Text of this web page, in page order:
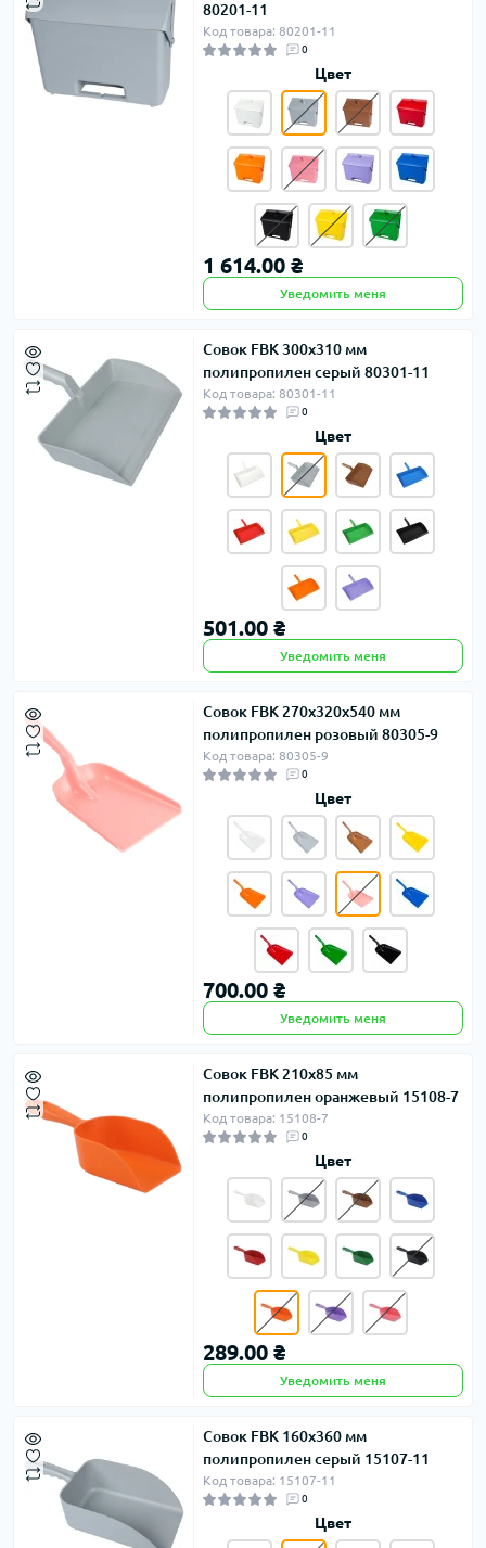
80201-11
Код товара: 80201-11
0
Цвет
1 614.00 ₴
Уведомить меня
Совок FBK 300х310 мм
полипропилен серый 80301-11
Код товара: 80301-11
0
Цвет
501.00 ₴
Уведомить меня
Совок FBK 270х320х540 мм
полипропилен розовый 80305-9
Код товара: 80305-9
0
Цвет
700.00 ₴
Уведомить меня
Совок FBK 210х85 мм
полипропилен оранжевый 15108-7
Код товара: 15108-7
0
Цвет
289.00 ₴
Уведомить меня
Совок FBK 160х360 мм
полипропилен серый 15107-11
Код товара: 15107-11
0
Цвет